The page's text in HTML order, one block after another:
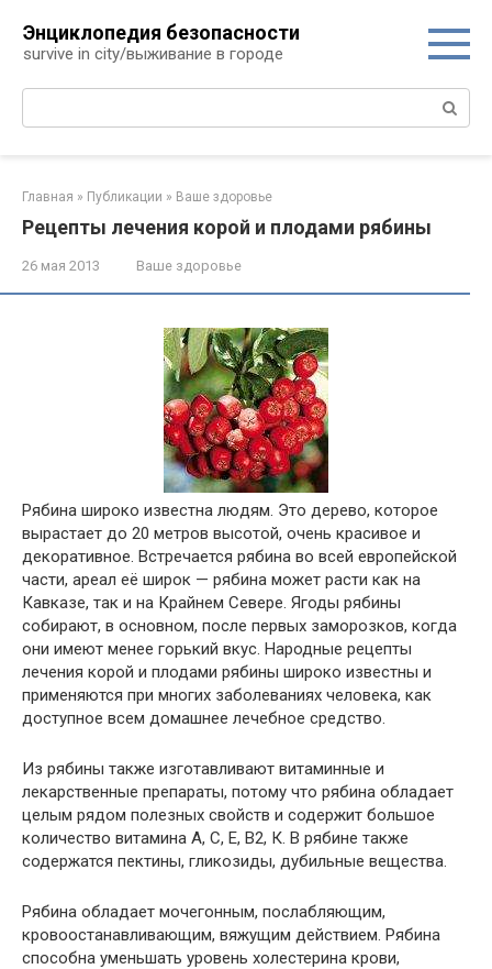
контенту
Энциклопедия безопасности
survive in city/выживание в городе
Поиск:
Главная » Публикации » Ваше здоровье
Рецепты лечения корой и плодами рябины
26 мая 2013 Ваше здоровье
Рябина широко известна людям. Это дерево, которое
вырастает до 20 метров высотой, очень красивое и
декоративное. Встречается рябина во всей европейской
части, ареал её широк — рябина может расти как на
Кавказе, так и на Крайнем Севере. Ягоды рябины
собирают, в основном, после первых заморозков, когда
они имеют менее горький вкус. Народные рецепты
лечения корой и плодами рябины широко известны и
применяются при многих заболеваниях человека, как
доступное всем домашнее лечебное средство.
Из рябины также изготавливают витаминные и
лекарственные препараты, потому что рябина обладает
целым рядом полезных свойств и содержит большое
количество витамина А, С, Е, В2, К. В рябине также
содержатся пектины, гликозиды, дубильные вещества.
Рябина обладает мочегонным, послабляющим,
кровоостанавливающим, вяжущим действием. Рябина
способна уменьшать уровень холестерина крови,